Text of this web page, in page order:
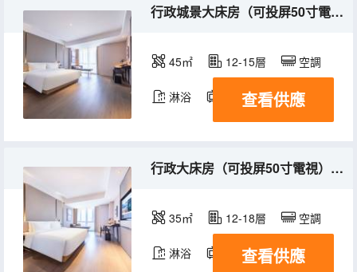
行政城景大床房（可投屏50寸電視）（深夜粥到）
45㎡ 12-15層 空調
淋浴 電視機
查看供應
行政大床房（可投屏50寸電視）（深夜粥到）
35㎡ 12-18層 空調
淋浴 電視機
查看供應